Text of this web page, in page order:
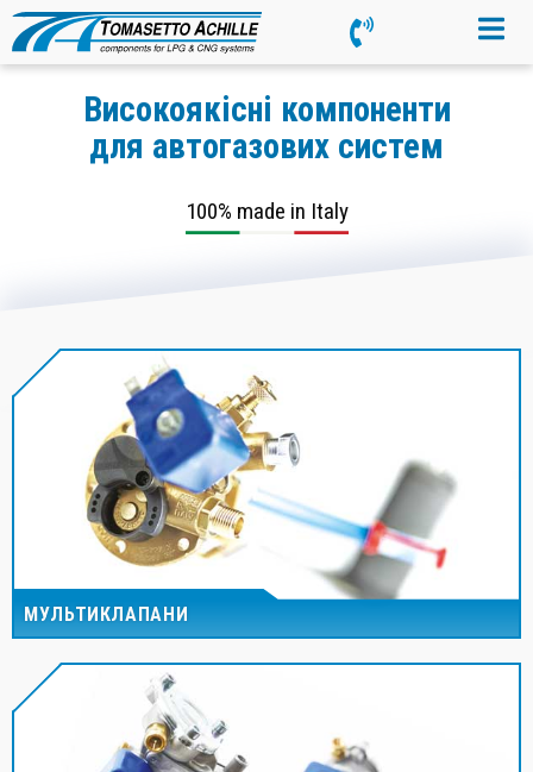
Високоякісні компоненти
для автогазових систем
100% made in Italy
МУЛЬТИКЛАПАНИ